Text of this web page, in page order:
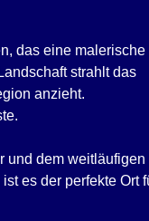
das eine malerische
strahlt das
anzieht.
und dem weitläufigen
es der perfekte Ort